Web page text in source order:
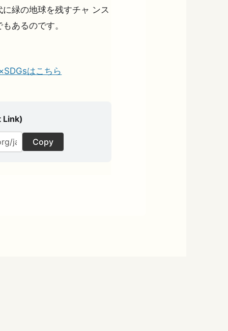
緑の地球を残すチャ ンス
あるのです。
はこちら
Link)
Copy